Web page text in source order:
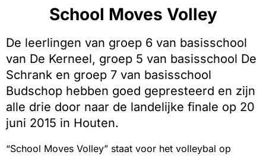
School Moves Volley
De leerlingen van groep 6 van basisschool
van De Kerneel, groep 5 van basisschool De
Schrank en groep 7 van basisschool
Budschop hebben goed gepresteerd en zijn
alle drie door naar de landelijke finale op 20
juni 2015 in Houten.
“School Moves Volley” staat voor het volleybal op